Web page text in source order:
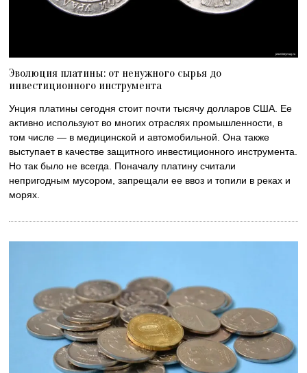
Эволюция платины: от ненужного сырья до
инвестиционного инструмента
Унция платины сегодня стоит почти тысячу долларов США. Ее
активно используют во многих отраслях промышленности, в
том числе — в медицинской и автомобильной. Она также
выступает в качестве защитного инвестиционного инструмента.
Но так было не всегда. Поначалу платину считали
непригодным мусором, запрещали ее ввоз и топили в реках и
морях.